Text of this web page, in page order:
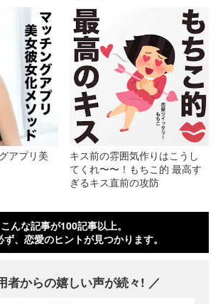
アプリ美
キス前の雰囲気作りはこうし
てくれ〜〜！もちこ的 最高す
ぎるキス直前の攻防
こんな記事が100記事以上。
、恋愛のヒントが見つかります。
者からの嬉しい声が続々!